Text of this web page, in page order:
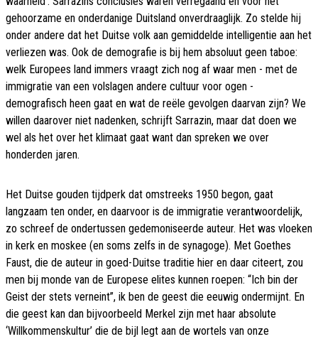
gehoorzame en onderdanige Duitsland onverdraaglijk. Zo stelde hij
onder andere dat het Duitse volk aan gemiddelde intelligentie aan het
verliezen was. Ook de demografie is bij hem absoluut geen taboe:
welk Europees land immers vraagt zich nog af waar men - met de
immigratie van een volslagen andere cultuur voor ogen -
demografisch heen gaat en wat de reële gevolgen daarvan zijn? We
willen daarover niet nadenken, schrijft Sarrazin, maar dat doen we
wel als het over het klimaat gaat want dan spreken we over
honderden jaren.
Het Duitse gouden tijdperk dat omstreeks 1950 begon, gaat
langzaam ten onder, en daarvoor is de immigratie verantwoordelijk,
zo schreef de ondertussen gedemoniseerde auteur. Het was vloeken
in kerk en moskee (en soms zelfs in de synagoge). Met Goethes
Faust, die de auteur in goed-Duitse traditie hier en daar citeert, zou
men bij monde van de Europese elites kunnen roepen: “Ich bin der
Geist der stets verneint”, ik ben de geest die eeuwig ondermijnt. En
die geest kan dan bijvoorbeeld Merkel zijn met haar absolute
‘Willkommenskultur’ die de bijl legt aan de wortels van onze